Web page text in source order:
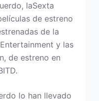
laSexta
de estreno
de la
y las
de estreno en
lo han llevado